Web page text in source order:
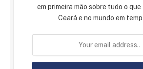
em primeira mão sobre tudo o
Ceará e no mundo em